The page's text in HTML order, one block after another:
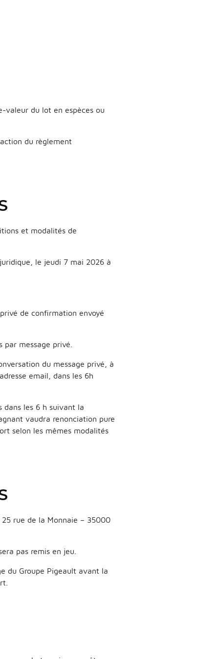
valeur du lot en espèces ou
du règlement
et modalités de
le jeudi 7 mai 2026 à
de confirmation envoyé
message privé.
du message privé, à
email, dans les 6h
dans les 6 h suivant la
vaudra renonciation pure
selon les mêmes modalités
rue de la Monnaie – 35000
pas remis en jeu.
du Groupe Pigeault avant la